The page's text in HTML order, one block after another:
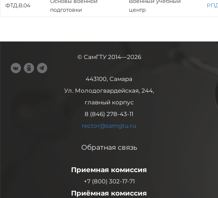
ФТД.В.04
подготовки
центр
© СамГТУ 2014—2026
443100, Самара
Ул. Молодогвардейская, 244,
главный корпус
8 (846) 278-43-11
rector@samgtu.ru
Обратная связь
Приемная комиссия
+7 (800) 302-17-71
Приёмная комиссия